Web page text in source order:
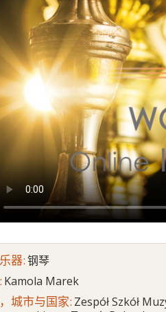
器:钢琴
Kamola Marek
城市与国家: Zespół Szkół